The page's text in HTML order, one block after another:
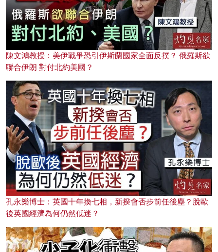
陳文鴻教授：美伊戰爭恐引伊斯蘭國家全面反撲？ 俄羅斯欲
聯合伊朗 對付北約美國？
孔永樂博士：英國十年換七相，新揆會否步前任後塵？脫歐
後英國經濟為何仍然低迷？